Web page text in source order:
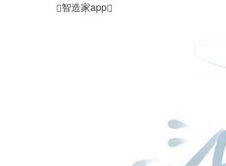
智造家app